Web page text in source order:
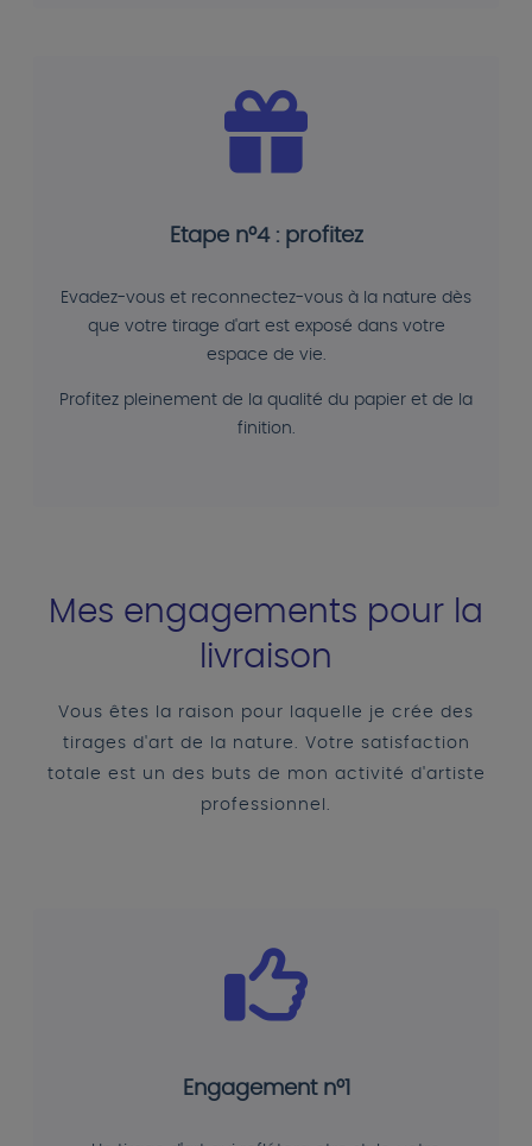
Etape n°4 : profitez
Evadez-vous et reconnectez-vous à la nature dès
que votre tirage d'art est exposé dans votre
espace de vie.
Profitez pleinement de la qualité du papier et de la
finition.
Mes engagements pour la
livraison
Vous êtes la raison pour laquelle je crée des
tirages d'art de la nature. Votre satisfaction
totale est un des buts de mon activité d'artiste
professionnel.
Engagement n°1